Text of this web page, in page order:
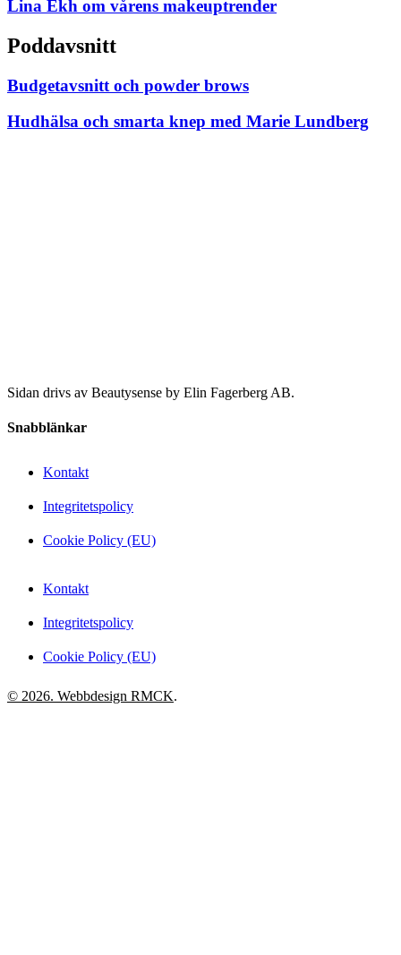
Lina Ekh om vårens makeuptrender
Poddavsnitt
Budgetavsnitt och powder brows
Hudhälsa och smarta knep med Marie Lundberg
Sidan drivs av Beautysense by Elin Fagerberg AB.
Snabblänkar
Kontakt
Integritetspolicy
Cookie Policy (EU)
Kontakt
Integritetspolicy
Cookie Policy (EU)
© 2026. Webbdesign RMCK.